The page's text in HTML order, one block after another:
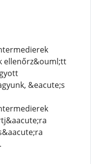
ellenőrz&ouml;tt
&eacute;s